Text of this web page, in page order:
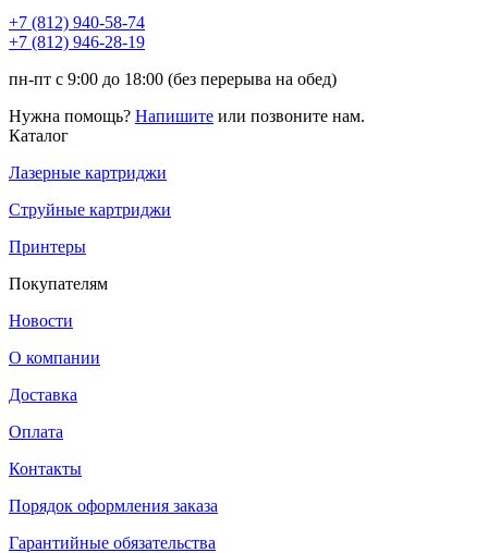
+7 (812) 940-58-74
+7 (812) 946-28-19
пн-пт с 9:00 до 18:00 (без перерыва на обед)
Нужна помощь? Напишите или позвоните нам.
Каталог
Лазерные картриджи
Струйные картриджи
Принтеры
Покупателям
Новости
О компании
Доставка
Оплата
Контакты
Порядок оформления заказа
Гарантийные обязательства